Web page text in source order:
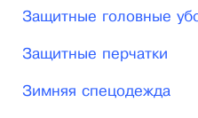
Защитные головные
Защитные перчатки
Зимняя спецодежда